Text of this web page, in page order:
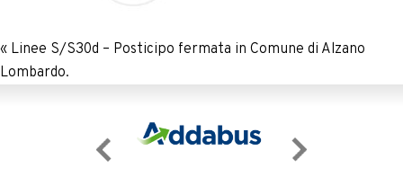
« Linee S/S30d – Posticipo fermata in Comune di Alzano
Lombardo.